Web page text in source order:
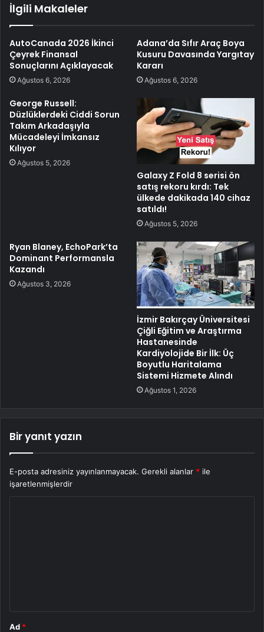
İlgili Makaleler
AutoCanada 2026 İkinci
Çeyrek Finansal
Sonuçlarını Açıklayacak
Ağustos 6, 2026
Adana’da Sıfır Araç Boya
Kusuru Davasında Yargıtay
Kararı
Ağustos 6, 2026
George Russell:
Düzlüklerdeki Ciddi Sorun
Takım Arkadaşıyla
Mücadeleyi İmkansız
Kılıyor
Ağustos 5, 2026
Galaxy Z Fold 8 serisi ön
satış rekoru kırdı: Tek
ülkede dakikada 140 cihaz
satıldı!
Ağustos 5, 2026
Ryan Blaney, EchoPark’ta
Dominant Performansla
Kazandı
Ağustos 3, 2026
İzmir Bakırçay Üniversitesi
Çiğli Eğitim ve Araştırma
Hastanesinde
Kardiyolojide Bir İlk: Üç
Boyutlu Haritalama
Sistemi Hizmete Alındı
Ağustos 1, 2026
Bir yanıt yazın
E-posta adresiniz yayınlanmayacak. Gerekli alanlar * ile
işaretlenmişlerdir
Ad *